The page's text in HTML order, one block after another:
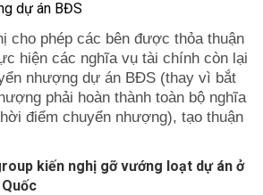
cho phép các bên được thỏa thuận
hiện các nghĩa vụ tài chính còn lại
nhượng dự án BĐS (thay vì bắt
phải hoàn thành toàn bộ nghĩa
điểm chuyển nhượng), tạo thuận
kiến nghị gỡ vướng loạt dự án ở